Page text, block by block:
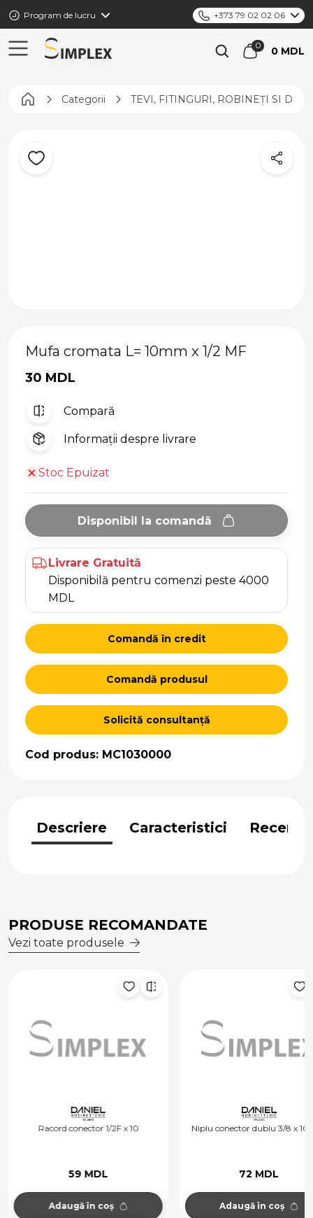
Program de lucru +373 79 02 02 06
0 MDL
Pagina principală
Categorii TEVI, FITINGURI, ROBINEȚI SI
Mufa cromata L= 10mm x 1/2 MF
30 MDL
Compară
Informații despre livrare
Stoc Epuizat
Disponibil la comandă
Livrare Gratuită
Disponibilă pentru comenzi peste 4000
MDL
Comandă în credit
Comandă produsul
Solicită consultanță
Cod produs: MC1030000
Descriere Caracteristici
PRODUSE RECOMANDATE
Vezi toate produsele
Racord conector 1/2F x 10
59 MDL
Adaugă în coș
Niplu conector dublu 3/8 x 10
72 MDL
Adaugă în coș